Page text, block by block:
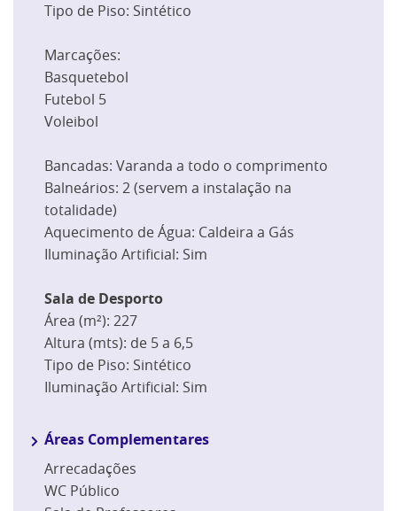
Tipo de Piso: Sintético
Marcações:
Basquetebol
Futebol 5
Voleibol
Bancadas: Varanda a todo o comprimento
Balneários: 2 (servem a instalação na
totalidade)
Aquecimento de Água: Caldeira a Gás
Iluminação Artificial: Sim
Sala de Desporto
Área (m²): 227
Altura (mts): de 5 a 6,5
Tipo de Piso: Sintético
Iluminação Artificial: Sim
Áreas Complementares
Arrecadações
WC Público